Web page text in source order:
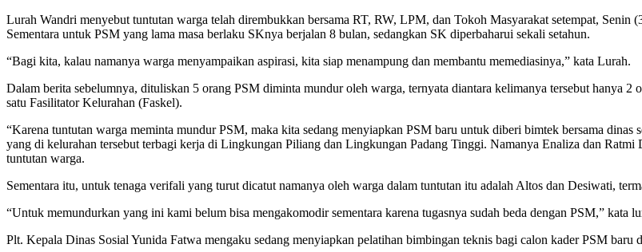
Lurah Wandri menyebut tuntutan warga telah dirembukkan bersama RT, RW, LPM, dan Tokoh Masyarakat setempat,
Sementara untuk PSM yang lama masa berlaku SKnya berjalan 8 bulan, sedangkan SK diperbaharui sekali setahun.
“Bagi kita, kalau namanya warga menyampaikan aspirasi, kita siap menampung dan membantu memediasinya,” kata Lurah.
Dalam berita sebelumnya, dituliskan 5 orang PSM diminta mundur oleh warga, ternyata diantara kelimanya tersebut hanya
satu Fasilitator Kelurahan (Faskel).
“Karena tuntutan warga meminta mundur PSM, maka kita sedang menyiapkan PSM baru untuk diberi bimtek bersama dinas
yang di kelurahan tersebut terbagi kerja di Lingkungan Piliang dan Lingkungan Padang Tinggi. Namanya Enaliza dan
tuntutan warga.
Sementara itu, untuk tenaga verifali yang turut dicatut namanya oleh warga dalam tuntutan itu adalah Altos dan Desiwati,
“Untuk memundurkan yang ini kami belum bisa mengakomodir sementara karena tugasnya sudah beda dengan PSM,” kata
Plt. Kepala Dinas Sosial Yunida Fatwa mengaku sedang menyiapkan pelatihan bimbingan teknis bagi calon kader PSM baru